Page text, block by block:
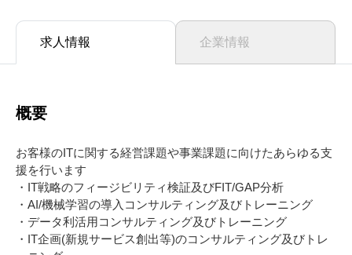
求人情報 企業情報
概要
お客様のITに関する経営課題や事業課題に向けたあらゆる支
援を行います
・IT戦略のフィージビリティ検証及びFIT/GAP分析
・AI/機械学習の導入コンサルティング及びトレーニング
・データ利活用コンサルティング及びトレーニング
・IT企画(新規サービス創出等)のコンサルティング及びトレ